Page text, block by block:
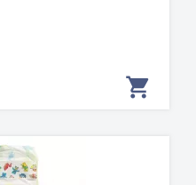
shopping_cart